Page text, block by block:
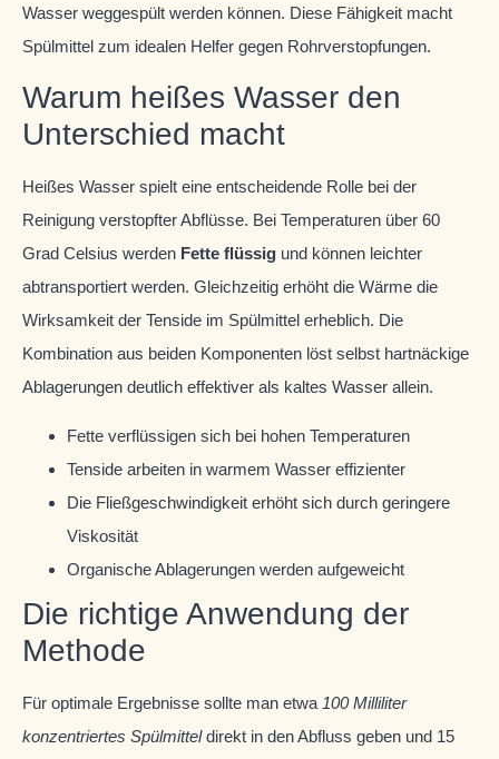
Wasser weggespült werden können. Diese Fähigkeit macht
Spülmittel zum idealen Helfer gegen Rohrverstopfungen.
Warum heißes Wasser den
Unterschied macht
Heißes Wasser spielt eine entscheidende Rolle bei der
Reinigung verstopfter Abflüsse. Bei Temperaturen über 60
Grad Celsius werden Fette flüssig und können leichter
abtransportiert werden. Gleichzeitig erhöht die Wärme die
Wirksamkeit der Tenside im Spülmittel erheblich. Die
Kombination aus beiden Komponenten löst selbst hartnäckige
Ablagerungen deutlich effektiver als kaltes Wasser allein.
Fette verflüssigen sich bei hohen Temperaturen
Tenside arbeiten in warmem Wasser effizienter
Die Fließgeschwindigkeit erhöht sich durch geringere
Viskosität
Organische Ablagerungen werden aufgeweicht
Die richtige Anwendung der
Methode
Für optimale Ergebnisse sollte man etwa 100 Milliliter
konzentriertes Spülmitteldirekt in den Abfluss geben und 15